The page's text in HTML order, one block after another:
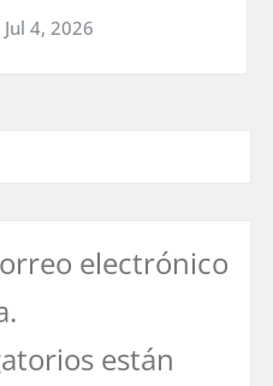
Jul 4, 2026
electrónico
están